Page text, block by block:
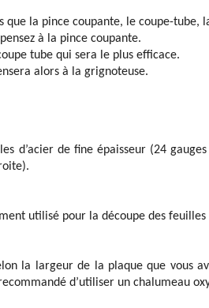
que la pince coupante, le coupe-
à la pince coupante.
tube qui sera le plus efficace.
alors à la grignoteuse.
d’acier de fine épaisseur (24
utilisé pour la découpe des
la largeur de la plaque que vous
d’utiliser un chalumeau